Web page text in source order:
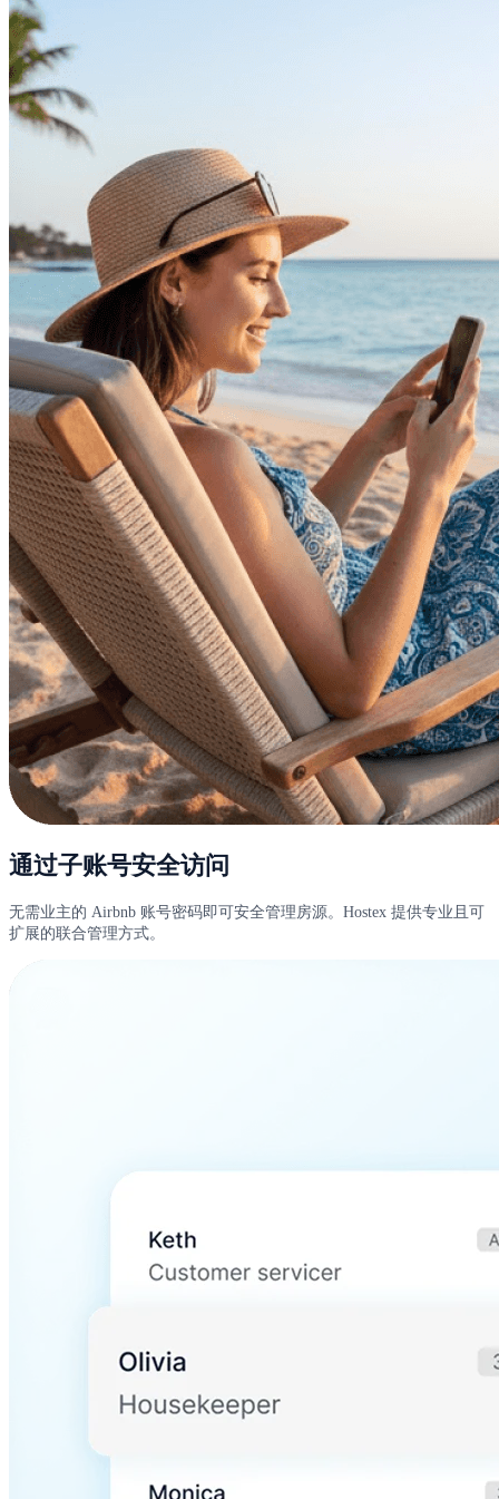
通过子账号安全访问
无需业主的 Airbnb 账号密码即可安全管理房源。Hostex 提供专业且可
扩展的联合管理方式。